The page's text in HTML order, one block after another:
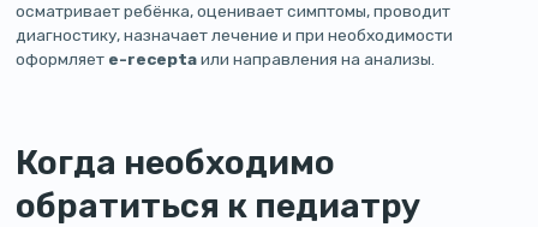
осматривает ребёнка, оценивает симптомы, проводит
диагностику, назначает лечение и при необходимости
оформляет e-receptaили направления на анализы.
Когда необходимо
обратиться к педиатру